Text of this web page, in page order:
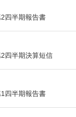
四半期報告書
四半期決算短信
四半期報告書